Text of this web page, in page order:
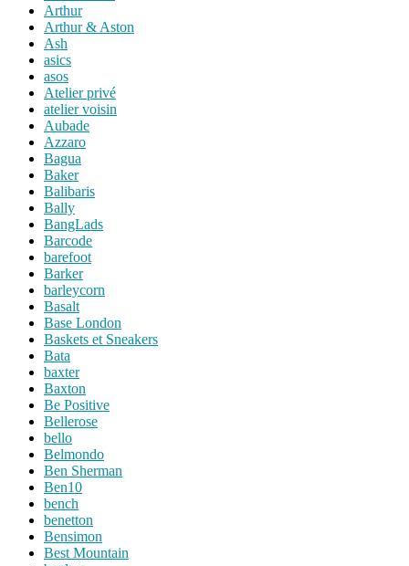
Arthur
Arthur & Aston
Ash
asics
asos
Atelier privé
atelier voisin
Aubade
Azzaro
Bagua
Baker
Balibaris
Bally
BangLads
Barcode
barefoot
Barker
barleycorn
Basalt
Base London
Baskets et Sneakers
Bata
baxter
Baxton
Be Positive
Bellerose
bello
Belmondo
Ben Sherman
Ben10
bench
benetton
Bensimon
Best Mountain